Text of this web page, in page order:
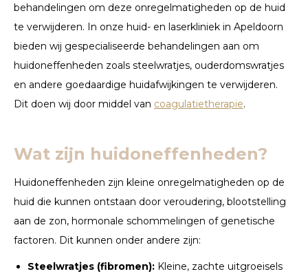
behandelingen om deze onregelmatigheden op de huid
te verwijderen. In onze huid- en laserkliniek in Apeldoorn
bieden wij gespecialiseerde behandelingen aan om
huidoneffenheden zoals steelwratjes, ouderdomswratjes
en andere goedaardige huidafwijkingen te verwijderen.
Dit doen wij door middel van coagulatietherapie.
Wat zijn huidoneffenheden?
Huidoneffenheden zijn kleine onregelmatigheden op de
huid die kunnen ontstaan door veroudering, blootstelling
aan de zon, hormonale schommelingen of genetische
factoren. Dit kunnen onder andere zijn:
Steelwratjes (fibromen): Kleine, zachte uitgroeisels